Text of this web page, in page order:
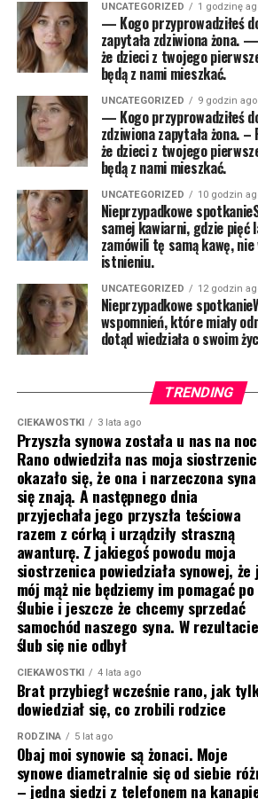
UNCATEGORIZED 1 godzinę
— Kogo przyprowadziłeś
zapytała zdziwiona żona.
że dzieci z twojego
będą z nami mieszkać.
UNCATEGORIZED 9 godzin ago
— Kogo przyprowadziłeś
zdziwiona zapytała żona.
że dzieci z twojego
będą z nami mieszkać.
UNCATEGORIZED 10 godzin
Nieprzypadkowe
samej kawiarni, gdzie pięć
zamówili tę samą kawę,
istnieniu.
UNCATEGORIZED 12 godzin
Nieprzypadkowe
wspomnień, które miały
dotąd wiedziała o swoim
TRENDING
CIEKAWOSTKI 3 lata ago
Przyszła synowa została u nas na
Rano odwiedziła nas moja
okazało się, że ona i narzeczona syna
się znają. A następnego dnia
przyjechała jego przyszła teściowa
razem z córką i urządziły straszną
awanturę. Z jakiegoś powodu moja
siostrzenica powiedziała synowej, że
mój mąż nie będziemy im pomagać po
ślubie i jeszcze że chcemy sprzedać
samochód naszego syna. W rezultacie
ślub się nie odbył
CIEKAWOSTKI 4 lata ago
Brat przybiegł wcześnie rano, jak
dowiedział się, co zrobili rodzice
RODZINA 5 lat ago
Obaj moi synowie są żonaci. Moje
synowe diametralnie się od siebie
– jedna siedzi z telefonem na